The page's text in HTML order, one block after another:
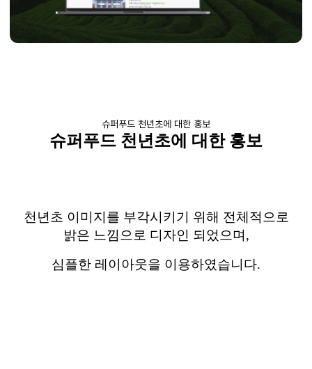
슈퍼푸드 천년초에 대한 홍보
슈퍼푸드 천년초에 대한 홍보
천년초 이미지를 부각시키기 위해 전체적으로
밝은 느낌으로 디자인 되었으며 ,
심플한 레이아웃을 이용하였습니다.